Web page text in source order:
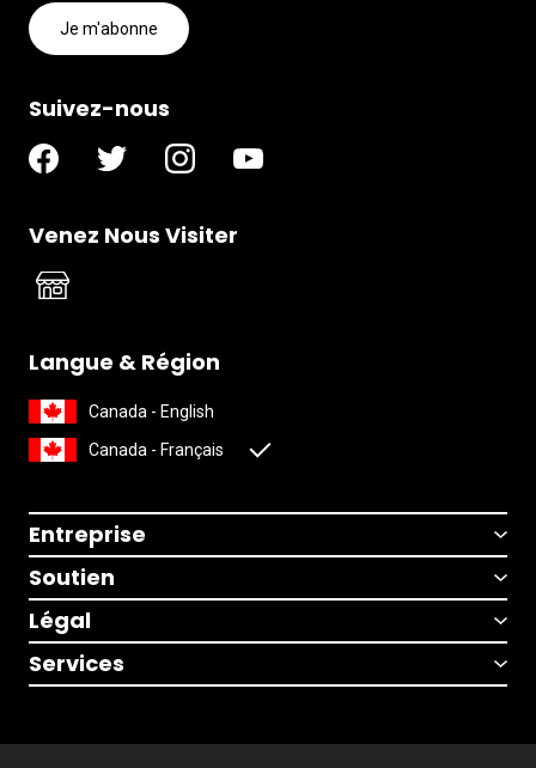
Je m'abonne
Suivez-nous
Venez Nous Visiter
Langue & Région
Canada - English
Canada - Français
Entreprise
Soutien
Légal
Services